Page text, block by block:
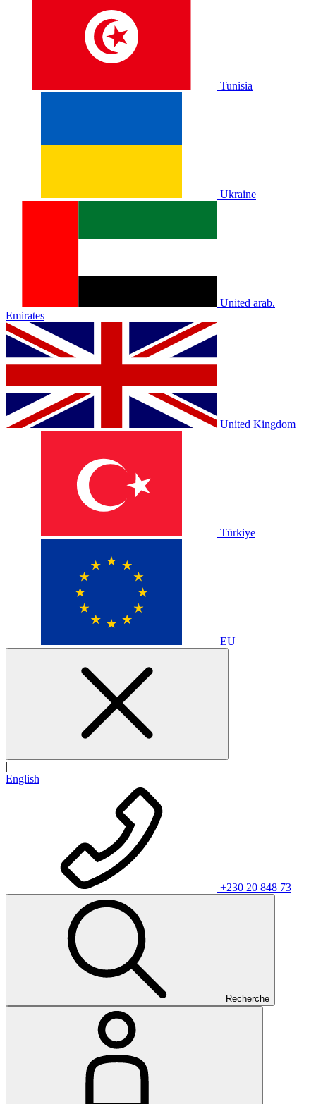
Tunisia
Ukraine
United arab.
Emirates
United Kingdom
Türkiye
EU
|
English
+230 20 848 73
Recherche